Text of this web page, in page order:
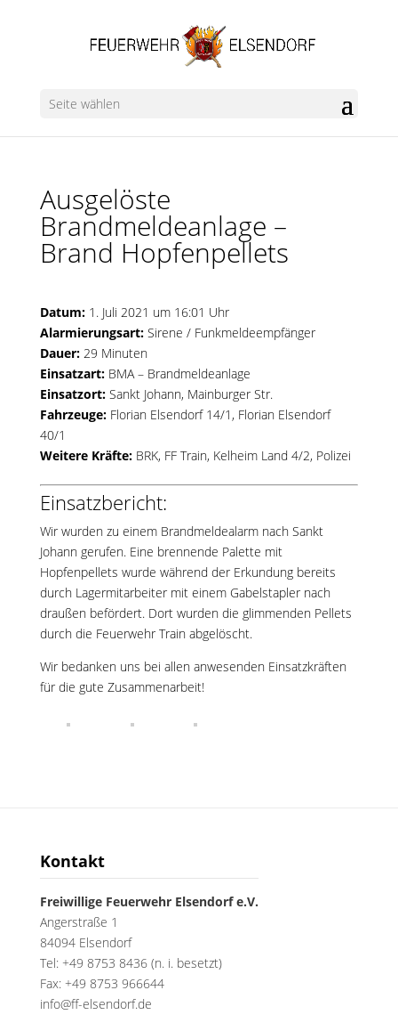
Seite wählen
Ausgelöste
Brandmeldeanlage –
Brand Hopfenpellets
Datum:1. Juli 2021 um 16:01 Uhr
Alarmierungsart:Sirene / Funkmeldeempfänger
Dauer:29 Minuten
Einsatzart:BMA – Brandmeldeanlage
Einsatzort:Sankt Johann, Mainburger Str.
Fahrzeuge: Florian Elsendorf 14/1 , Florian Elsendorf
40/1
Weitere Kräfte:BRK, FF Train, Kelheim Land 4/2, Polizei
Einsatzbericht:
Wir wurden zu einem Brandmeldealarm nach Sankt
Johann gerufen. Eine brennende Palette mit
Hopfenpellets wurde während der Erkundung bereits
durch Lagermitarbeiter mit einem Gabelstapler nach
draußen befördert. Dort wurden die glimmenden Pellets
durch die Feuerwehr Train abgelöscht.
Wir bedanken uns bei allen anwesenden Einsatzkräften
für die gute Zusammenarbeit!
Kontakt
Freiwillige Feuerwehr Elsendorf e.V.
Angerstraße 1
84094 Elsendorf
Tel: +49 8753 8436 (n. i. besetzt)
Fax: +49 8753 966644
info@ff-elsendorf.de